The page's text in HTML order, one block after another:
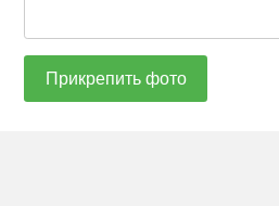
Прикрепить фото